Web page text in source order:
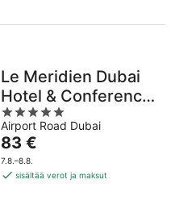
Le Meridien Dubai
Hotel & Conference
Centre
5
out
of
5
Airport Road Dubai
Hinta
on
83 €
83 €
7.8.–8.8.
sisältää verot ja maksut